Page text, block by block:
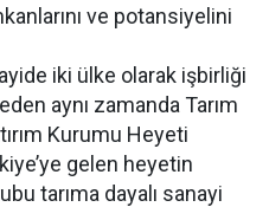
ve potansiyelini
iki ülke olarak işbirliği
aynı zamanda Tarım
Kurumu Heyeti
gelen heyetin
tarıma dayalı sanayi